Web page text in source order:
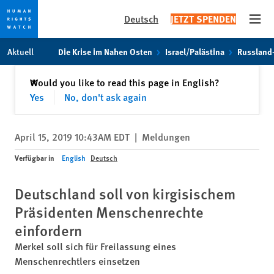
Skip
to
Skip
to
content
Deutsch JETZT SPENDEN
Aktuell Die Krise im Nahen Osten Israel/Palästina
Would you like to read this page in English?
Yes
No, don't ask again
✕Schließen
April 15, 2019 10:43AM EDT | Meldungen
Verfügbar in English Deutsch
Deutschland soll von kirgisischem
Präsidenten Menschenrechte
einfordern
Merkel soll sich für Freilassung eines
Menschenrechtlers einsetzen